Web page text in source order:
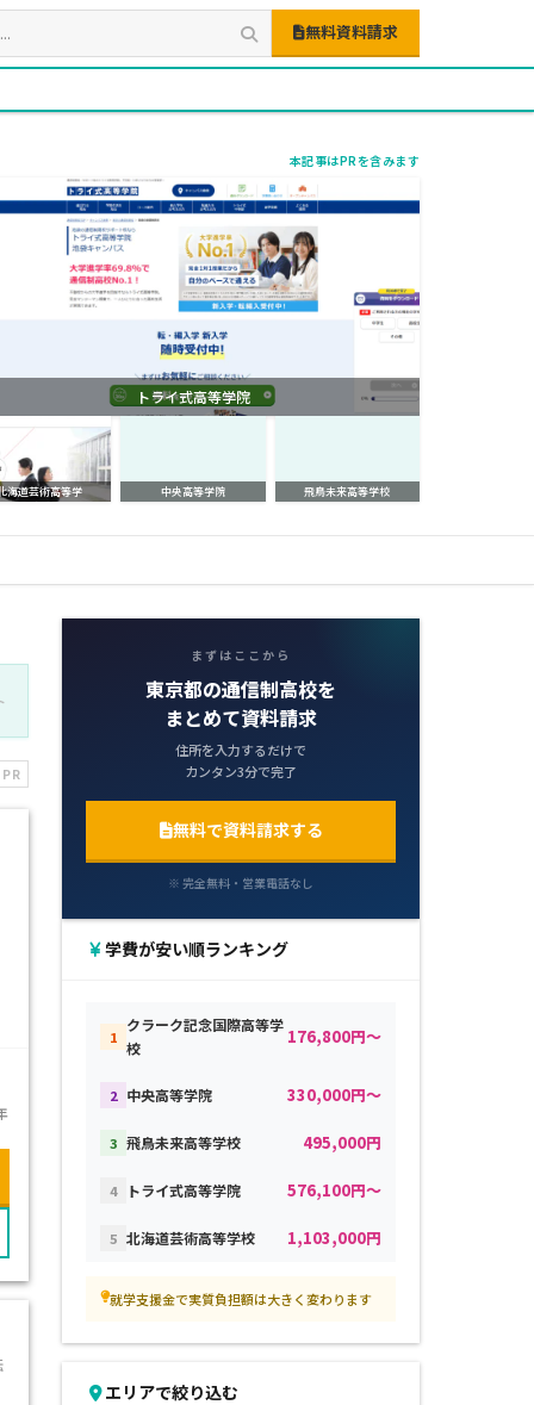
無料資料請求
本記事はPRを含みます
トライ式高等学院
海道芸術高等学 中央高等学院 飛鳥未来高等学校
PR
まずはここから
東京都の通信制高校を
まとめて資料請求
住所を入力するだけで
カンタン3分で完了
無料で資料請求する
※ 完全無料・営業電話なし
学費が安い順ランキング
1
クラーク記念国際高等学
校
176,800円～
2 中央高等学院 330,000円～
3 飛鳥未来高等学校 495,000円
4 トライ式高等学院 576,100円～
5 北海道芸術高等学校 1,103,000円
就学支援金で実質負担額は大きく変わります
エリアで絞り込む